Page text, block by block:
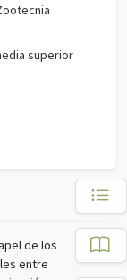
superior
de los
entre